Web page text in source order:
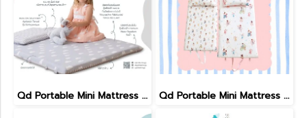
Qd Portable Mini Mattress : UltraGuard Qd Portable Mini Mattress : School